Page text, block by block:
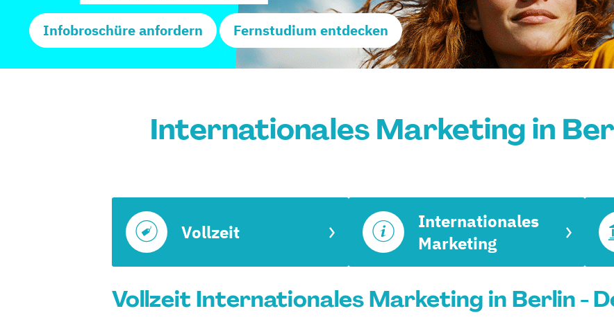
Infobroschüre anfordern Fernstudium entdecken
Internationales Marketing in
Vollzeit
Internationales
Marketing
Vollzeit Internationales Marketing in Berlin -